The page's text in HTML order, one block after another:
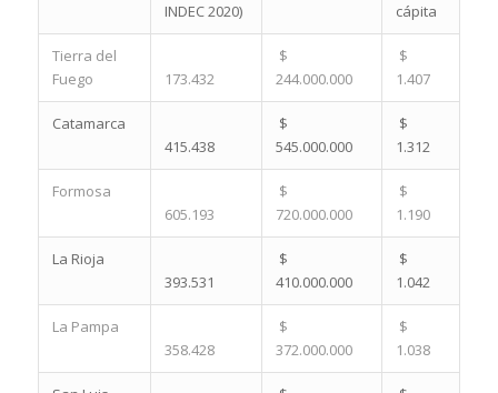
INDEC 2020)
cápita
Tierra del
Fuego
173.432
$
244.000.000
$
1.407
Catamarca
415.438
$
545.000.000
$
1.312
Formosa
605.193
$
720.000.000
$
1.190
La Rioja
393.531
$
410.000.000
$
1.042
La Pampa
358.428
$
372.000.000
$
1.038